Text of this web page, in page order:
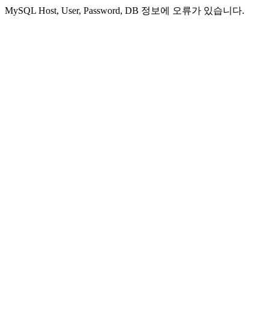
MySQL Host, User, Password, DB 정보에 오류가 있습니다.